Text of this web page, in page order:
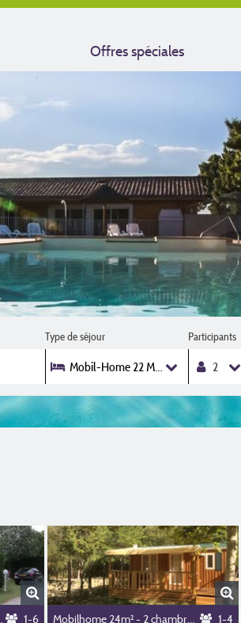
Offres spéciales
Type de séjour
Mobil-Home 22 M²-2 Chambres
Participants
1-6 Mobilhome 24m² - 2 chambres 1-4